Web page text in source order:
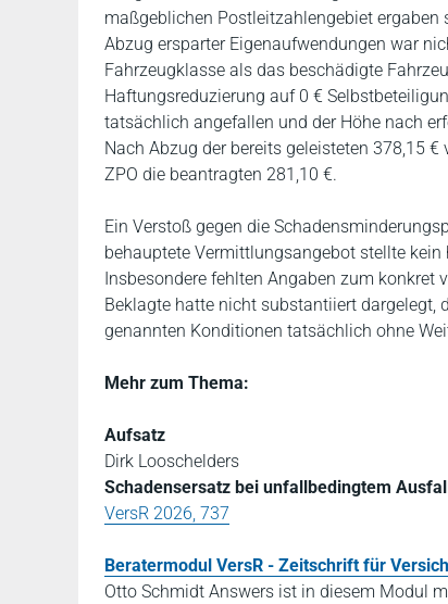
maßgeblichen Postleitzahlengebiet
Abzug ersparter Eigenaufwendungen war
Fahrzeugklasse als das beschädigte
Haftungsreduzierung auf 0 €
tatsächlich angefallen und der Höhe nach
Nach Abzug der bereits geleisteten 378,15
ZPO die beantragten 281,10 €.
Ein Verstoß gegen die
behauptete Vermittlungsangebot stellte
Insbesondere fehlten Angaben zum konkret
Beklagte hatte nicht substantiiert dargelegt,
genannten Konditionen tatsächlich ohne
Mehr zum Thema:
Aufsatz
Dirk Looschelders
Schadensersatz bei unfallbedingtem
VersR 2026, 737
Beratermodul VersR - Zeitschrift für
Otto Schmidt Answers ist in diesem Modul